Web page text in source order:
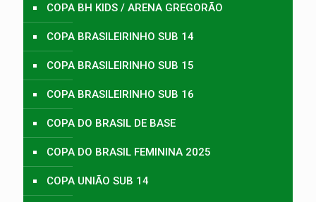
COPA BH KIDS / ARENA GREGORÃO
COPA BRASILEIRINHO SUB 14
COPA BRASILEIRINHO SUB 15
COPA BRASILEIRINHO SUB 16
COPA DO BRASIL DE BASE
COPA DO BRASIL FEMININA 2025
COPA UNIÃO SUB 14